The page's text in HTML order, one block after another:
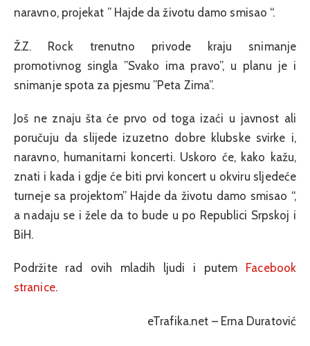
naravno, projekat ” Hajde da životu damo smisao “.
Ž.Z. Rock trenutno privode kraju snimanje
promotivnog singla ”Svako ima pravo”, u planu je i
snimanje spota za pjesmu ”Peta Zima”.
Još ne znaju šta će prvo od toga izaći u javnost ali
poručuju da slijede izuzetno dobre klubske svirke i,
naravno, humanitarni koncerti. Uskoro će, kako kažu,
znati i kada i gdje će biti prvi koncert u okviru sljedeće
turneje sa projektom” Hajde da životu damo smisao “,
a nadaju se i žele da to bude u po Republici Srpskoj i
BiH.
Podržite rad ovih mladih ljudi i putem Facebook
stranice.
eTrafika.net – Erna Duratović